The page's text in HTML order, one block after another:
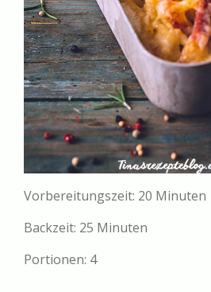
Vorbereitungszeit: 20 Minuten
Backzeit: 25 Minuten
Portionen: 4